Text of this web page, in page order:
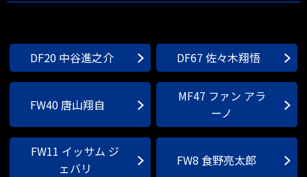
DF20 中谷進之介 DF67 佐々木翔悟
FW40 唐山翔自
MF47 ファン アラ
ーノ
FW11 イッサム ジ
ェバリ
FW8 食野亮太郎